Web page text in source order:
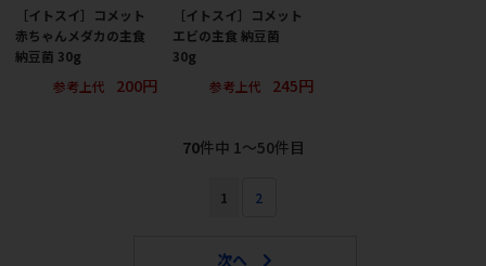
［イトスイ］コメット
赤ちゃんメダカの主食
納豆菌 30g
参考上代
200円
［イトスイ］コメット
エビの主食 納豆菌
30g
参考上代
245円
70件中 1〜50件目
1 2